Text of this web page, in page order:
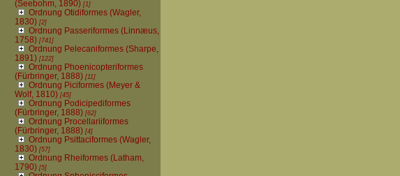
(Seebohm, 1890)[1]
Ordnung Otidiformes (Wagler,
1830)[2]
Ordnung Passeriformes (Linnæus,
1758)[741]
Ordnung Pelecaniformes (Sharpe,
1891)[122]
Ordnung Phoenicopteriformes
(Fürbringer, 1888)[11]
Ordnung Piciformes (Meyer &
Wolf, 1810)[45]
Ordnung Podicipediformes
(Fürbringer, 1888)[62]
Ordnung Procellariiformes
(Fürbringer, 1888)[4]
Ordnung Psittaciformes (Wagler,
1830)[57]
Ordnung Rheiformes (Latham,
1790) [5]